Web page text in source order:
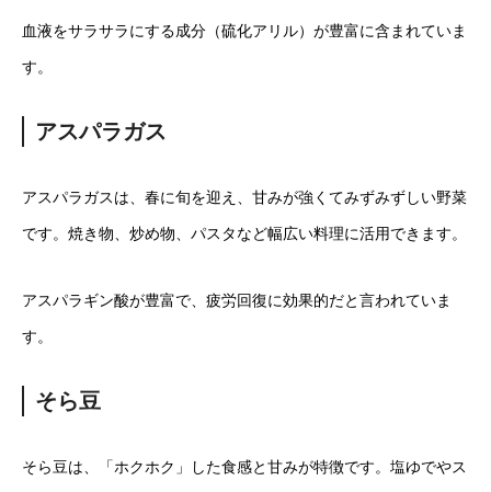
血液をサラサラにする成分（硫化アリル）が豊富に含まれていま
す。
アスパラガス
アスパラガスは、春に旬を迎え、甘みが強くてみずみずしい野菜
です。焼き物、炒め物、パスタなど幅広い料理に活用できます。
アスパラギン酸が豊富で、疲労回復に効果的だと言われていま
す。
そら豆
そら豆は、「ホクホク」した食感と甘みが特徴です。塩ゆでやス